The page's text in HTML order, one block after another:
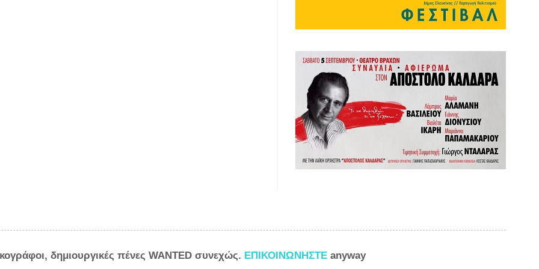
δημιουργικές πένες WANTED συνεχώς. ΕΠΙΚΟΙΝΩΝΗΣΤΕ anyway